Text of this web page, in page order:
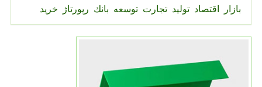
بازار اقتصاد تولید تجارت توسعه بانك رپورتاژ خرید